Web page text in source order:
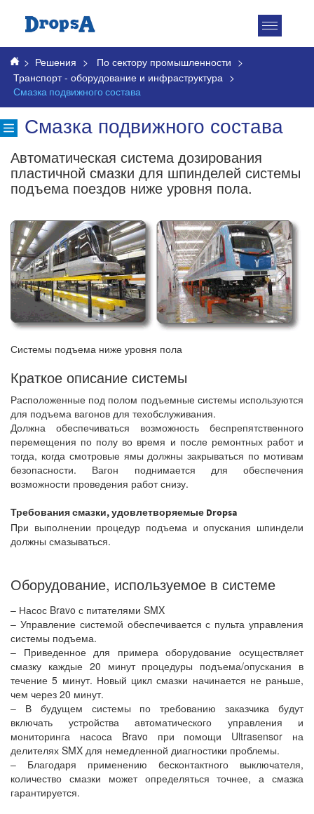
Toggle
> Решения > По сектору промышленности >
Транспорт - оборудование и инфраструктура >
Смазка подвижного состава
Смазка подвижного состава
Автоматическая система дозирования
пластичной смазки для шпинделей системы
подъема поездов ниже уровня пола.
Системы подъема ниже уровня пола
Краткое описание системы
Расположенные под полом подъемные системы используются
для подъема вагонов для техобслуживания.
Должна обеспечиваться возможность беспрепятственного
перемещения по полу во время и после ремонтных работ и
тогда, когда смотровые ямы должны закрываться по мотивам
безопасности. Вагон поднимается для обеспечения
возможности проведения работ снизу.
Требования смазки, удовлетворяемые Dropsa
При выполнении процедур подъема и опускания шпиндели
должны смазываться.
Оборудование, используемое в системе
– Насос Bravo с питателями SMX
– Управление системой обеспечивается с пульта управления
системы подъема.
– Приведенное для примера оборудование осуществляет
смазку каждые 20 минут процедуры подъема/опускания в
течение 5 минут. Новый цикл смазки начинается не раньше,
чем через 20 минут.
– В будущем системы по требованию заказчика будут
включать устройства автоматического управления и
мониторинга насоса Bravo при помощи Ultrasensor на
делителях SMX для немедленной диагностики проблемы.
– Благодаря применению бесконтактного выключателя,
количество смазки может определяться точнее, а смазка
гарантируется.